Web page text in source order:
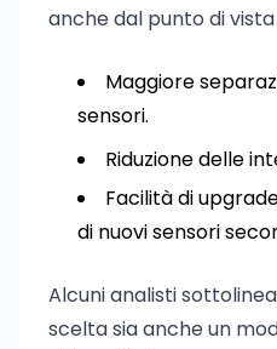
anche dal punto di
Maggiore
sensori.
Riduzione delle
Facilità di
di nuovi sensori
Alcuni analisti
scelta sia anche un